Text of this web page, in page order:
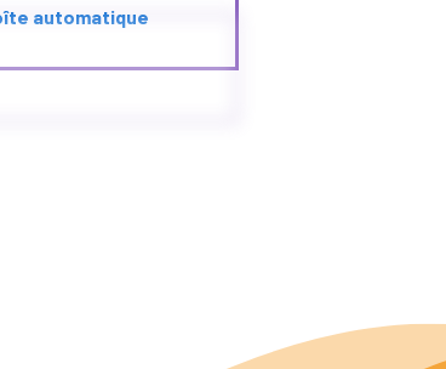
automatique